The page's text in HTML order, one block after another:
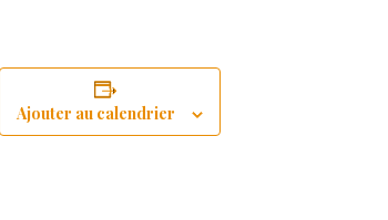
Ajouter au calendrier